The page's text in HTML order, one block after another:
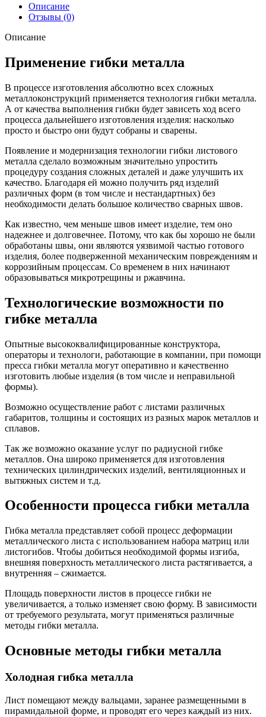
Описание
Отзывы (0)
Описание
Применение гибки металла
В процессе изготовления абсолютно всех сложных
металлоконструкций применяется технология гибки металла.
А от качества выполнения гибки будет зависеть ход всего
процесса дальнейшего изготовления изделия: насколько
просто и быстро они будут собраны и сварены.
Появление и модернизация технологии гибки листового
металла сделало возможным значительно упростить
процедуру создания сложных деталей и даже улучшить их
качество. Благодаря ей можно получить ряд изделий
различных форм (в том числе и нестандартных) без
необходимости делать большое количество сварных швов.
Как известно, чем меньше швов имеет изделие, тем оно
надежнее и долговечнее. Потому, что как бы хорошо не были
обработаны швы, они являются уязвимой частью готового
изделия, более подверженной механическим повреждениям и
коррозийным процессам. Со временем в них начинают
образовываться микротрещины и ржавчина.
Технологические возможности по
гибке металла
Опытные высококвалифицированные конструктора,
операторы и технологи, работающие в компании, при помощи
пресса гибки металла могут оперативно и качественно
изготовить любые изделия (в том числе и неправильной
формы).
Возможно осуществление работ с листами различных
габаритов, толщины и состоящих из разных марок металлов и
сплавов.
Так же возможно оказание услуг по радиусной гибке
металлов. Она широко применяется для изготовления
технических цилиндрических изделий, вентиляционных и
вытяжных систем и т.д.
Особенности процесса гибки металла
Гибка металла представляет собой процесс деформации
металлического листа с использованием набора матриц или
листогибов. Чтобы добиться необходимой формы изгиба,
внешняя поверхность металлического листа растягивается, а
внутренняя – сжимается.
Площадь поверхности листов в процессе гибки не
увеличивается, а только изменяет свою форму. В зависимости
от требуемого результата, могут применяться различные
методы гибки металла.
Основные методы гибки металла
Холодная гибка металла
Лист помещают между вальцами, заранее размещенными в
пирамидальной форме, и проводят его через каждый из них.